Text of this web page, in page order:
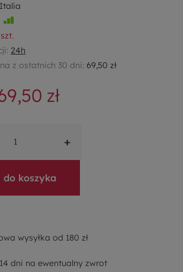
szt.
24h
z ostatnich 30 dni: 69,50 zł
zł
+
do koszyka
wysyłka od 180 zł
dni na ewentualny zwrot